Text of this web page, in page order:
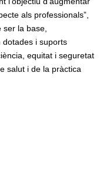
als professionals”,
ser la base,
dotades i suports
equitat i seguretat
salut i de la pràctica